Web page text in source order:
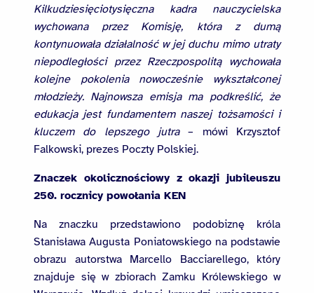
Kilkudziesięciotysięczna kadra nauczycielska
wychowana przez Komisję, która z dumą
kontynuowała działalność w jej duchu mimo utraty
niepodległości przez Rzeczpospolitą wychowała
kolejne pokolenia nowocześnie wykształconej
młodzieży. Najnowsza emisja ma podkreślić, że
edukacja jest fundamentem naszej tożsamości i
kluczem do lepszego jutra– mówi Krzysztof
Falkowski, prezes Poczty Polskiej.
Znaczek okolicznościowy z okazji jubileuszu
250. rocznicy powołania KEN
Na znaczku przedstawiono podobiznę króla
Stanisława Augusta Poniatowskiego na podstawie
obrazu autorstwa Marcello Bacciarellego, który
znajduje się w zbiorach Zamku Królewskiego w